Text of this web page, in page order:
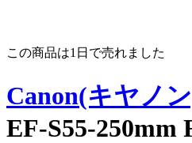
この商品は1日 で売れました
Canon(キヤノ
EF-S55-250mm